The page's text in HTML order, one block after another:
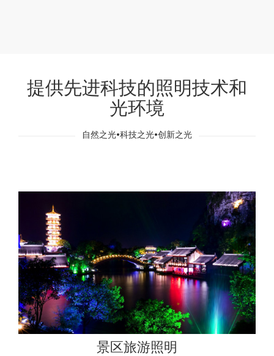
提供先进科技的照明技术和
光环境
自然之光•科技之光•创新之光
景区旅游照明